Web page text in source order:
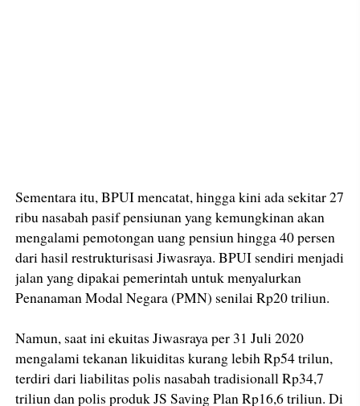
Sementara itu, BPUI mencatat, hingga kini ada sekitar 27
ribu nasabah pasif pensiunan yang kemungkinan akan
mengalami pemotongan uang pensiun hingga 40 persen
dari hasil restrukturisasi Jiwasraya. BPUI sendiri menjadi
jalan yang dipakai pemerintah untuk menyalurkan
Penanaman Modal Negara (PMN) senilai Rp20 triliun.
Namun, saat ini ekuitas Jiwasraya per 31 Juli 2020
mengalami tekanan likuiditas kurang lebih Rp54 trilun,
terdiri dari liabilitas polis nasabah tradisionall Rp34,7
triliun dan polis produk JS Saving Plan Rp16,6 triliun. Di